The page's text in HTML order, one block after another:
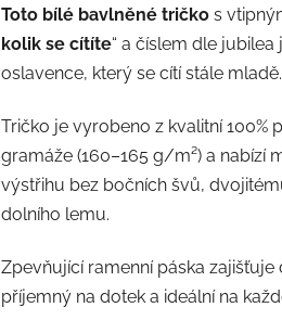
Toto bílé bavlněné tričko s
kolik se cítíte“ a číslem dle
oslavence, který se cítí stále mladě.
Tričko je vyrobeno z kvalitní 100%
gramáže (160–165 g/m²) a nabízí
výstřihu bez bočních švů,
dolního lemu.
Zpevňující ramenní páska
příjemný na dotek a ideální na